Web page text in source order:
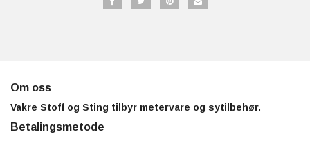
Om oss
Vakre Stoff og Sting tilbyr metervare og sytilbehør.
Betalingsmetode